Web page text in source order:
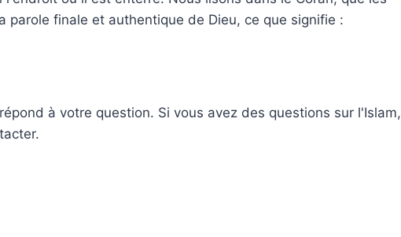
parole finale et authentique de Dieu, ce que signifie :
à votre question. Si vous avez des questions sur l'Islam,